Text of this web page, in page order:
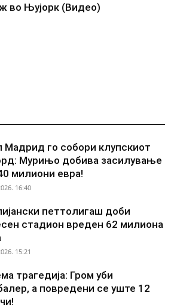
во Њујорк (Видео)
Мадрид го собори клупскиот
Мурињо добива засилување
милиони евра!
16:40
петтолигаш доби
стадион вреден 62 милиона
15:21
трагедија: Гром уби
а повредени се уште 12